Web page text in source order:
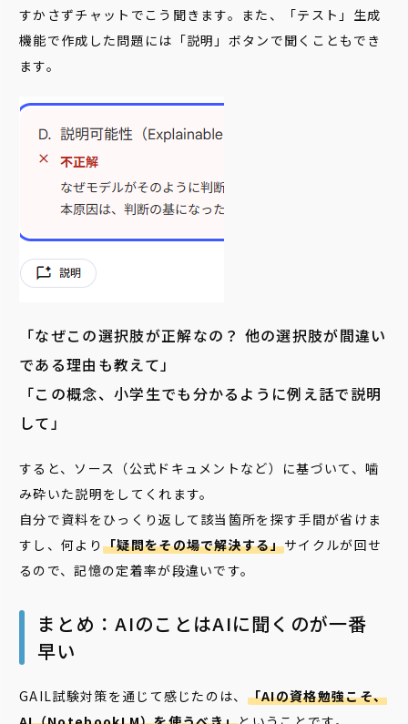
すかさずチャットでこう聞きます。また、「テスト」生成
機能で作成した問題には「説明」ボタンで聞くこともでき
ます。
「なぜこの選択肢が正解なの？ 他の選択肢が間違い
である理由も教えて」
「この概念、小学生でも分かるように例え話で説明
して」
すると、ソース（公式ドキュメントなど）に基づいて、噛
み砕いた説明をしてくれます。
自分で資料をひっくり返して該当箇所を探す手間が省けま
すし、何より 「疑問をその場で解決する」サイクルが回せ
るので、記憶の定着率が段違いです。
まとめ：AIのことはAIに聞くのが一番
早い
GAIL試験対策を通じて感じたのは、 「AIの資格勉強こそ、